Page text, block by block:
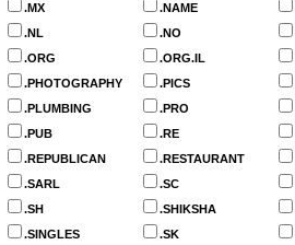
.MX
.NAME
.NL
.NO
.ORG
.ORG.IL
.PHOTOGRAPHY
.PICS
.PLUMBING
.PRO
.PUB
.RE
.REPUBLICAN
.RESTAURANT
.SARL
.SC
.SH
.SHIKSHA
.SINGLES
.SK